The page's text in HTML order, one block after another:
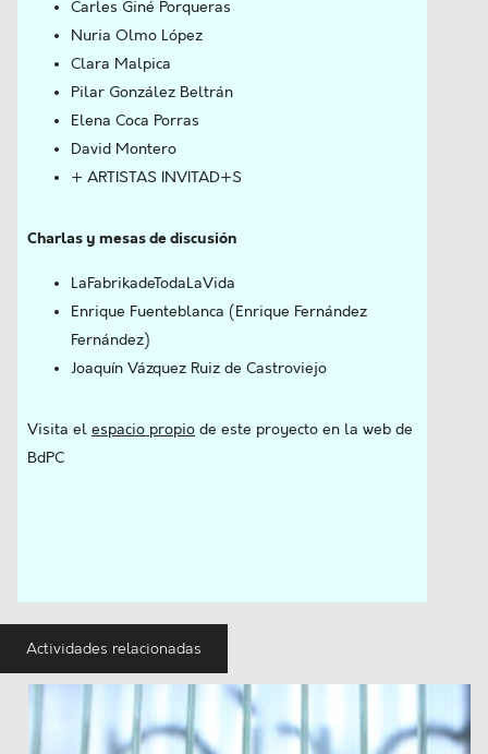
Carles Giné Porqueras
Nuria Olmo López
Clara Malpica
Pilar González Beltrán
Elena Coca Porras
David Montero
+ ARTISTAS INVITAD+S
Charlas y mesas de discusión
LaFabrikadeTodaLaVida
Enrique Fuenteblanca (Enrique Fernández
Fernández)
Joaquín Vázquez Ruiz de Castroviejo
Visita el espacio propio de este proyecto en la web de
BdPC
Actividades relacionadas